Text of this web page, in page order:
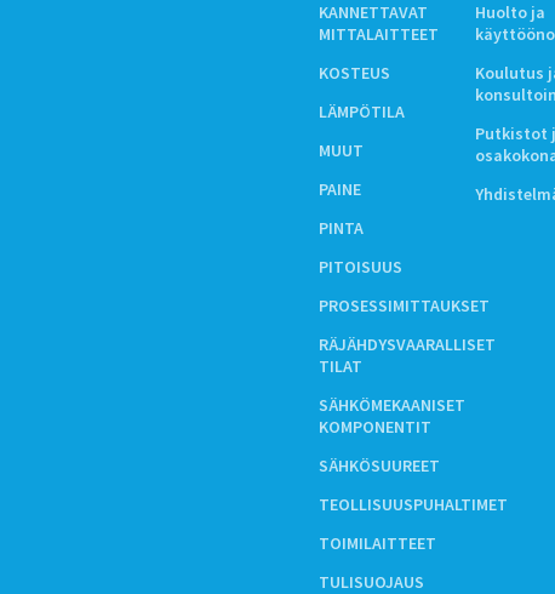
KANNETTAVAT
MITTALAITTEET
KOSTEUS
LÄMPÖTILA
MUUT
PAINE
PINTA
PITOISUUS
PROSESSIMITTAUKSET
RÄJÄHDYSVAARALLISET
TILAT
SÄHKÖMEKAANISET
KOMPONENTIT
SÄHKÖSUUREET
TEOLLISUUSPUHALTIMET
TOIMILAITTEET
TULISUOJAUS
Huolto ja
Koulutus
Putkistot